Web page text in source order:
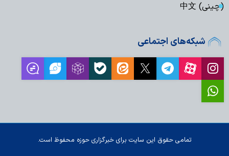
(چینی) 中文
شبکه‌های اجتماعی
تمامی حقوق این سایت برای خبرگزاری حوزه محفوظ است.